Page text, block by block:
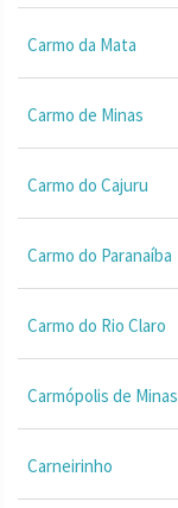
Carmo da Mata
Carmo de Minas
Carmo do Cajuru
Carmo do Paranaíba
Carmo do Rio Claro
Carmópolis de Minas
Carneirinho